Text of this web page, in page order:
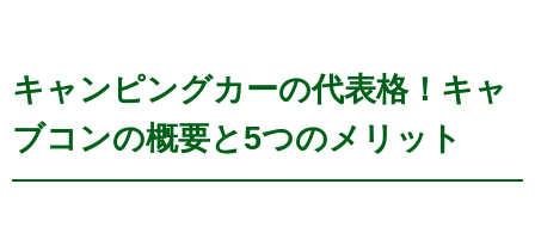
キャンピングカーの代表格！キャ
ブコンの概要と5つのメリット